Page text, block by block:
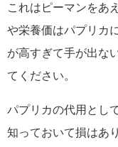
これはピーマンをあ
や栄養価はパプリカ
が高すぎて手が出な
てください。
パプリカの代用とし
知っておいて損はあ